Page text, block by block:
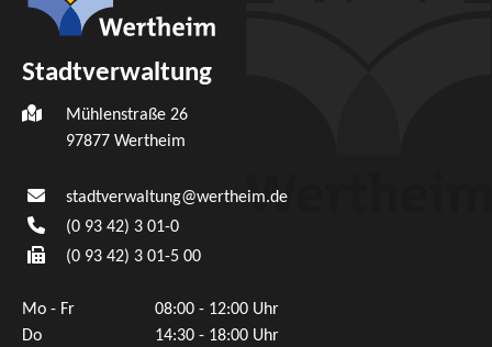
Stadtverwaltung
Mühlenstraße 26
97877 Wertheim
stadtverwaltung@wertheim.de
(0 93 42) 3 01-0
(0 93 42) 3 01-5 00
Mo - Fr
08:00 - 12:00 Uhr
Do
14:30 - 18:00 Uhr